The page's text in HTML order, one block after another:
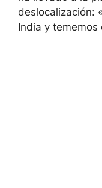
deslocalización:
India y tememos